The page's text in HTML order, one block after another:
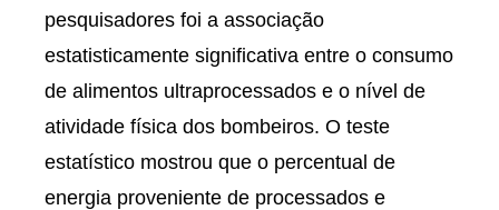
pesquisadores foi a associação
estatisticamente significativa entre o consumo
de alimentos ultraprocessados e o nível de
atividade física dos bombeiros. O teste
estatístico mostrou que o percentual de
energia proveniente de processados e